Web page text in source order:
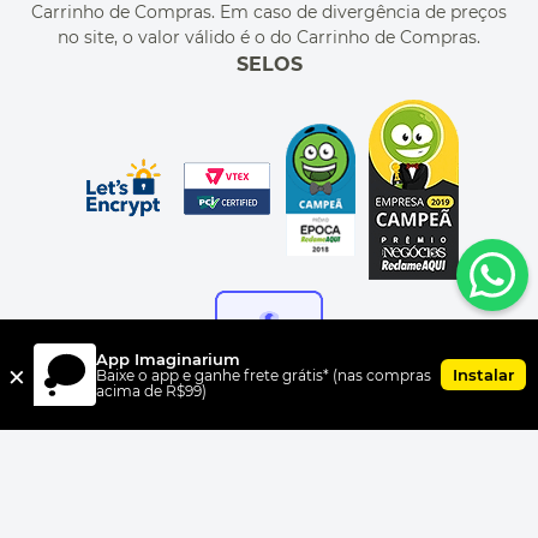
Carrinho de Compras. Em caso de divergência de preços
no site, o valor válido é o do Carrinho de Compras.
SELOS
× App Imaginarium
Baixe o app e ganhe frete grátis* (nas compras
acima de R$99)
Instalar